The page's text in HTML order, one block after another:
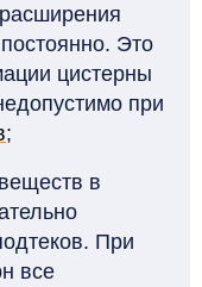
Это
цистерны
при
;
в
При
все